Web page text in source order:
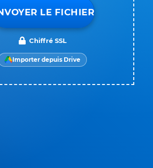
LE FICHIER
Chiffré SSL
Importer depuis Drive